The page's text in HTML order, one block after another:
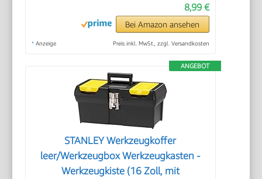
8,99 €
Bei Amazon ansehen
* Anzeige Preis inkl. MwSt., zzgl. Versandkosten
ANGEBOT
STANLEY Werkzeugkoffer
leer/Werkzeugbox Werkzeugkasten -
Werkzeugkiste (16 Zoll, mit